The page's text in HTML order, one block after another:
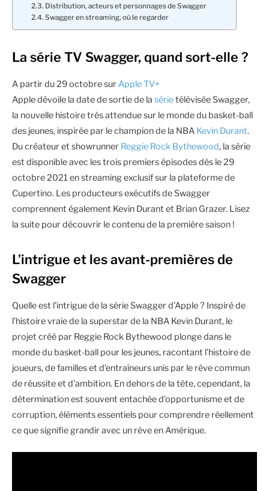
Distribution, acteurs et personnages de Swagger
Swagger en streaming, où le regarder
La série TV Swagger, quand sort-elle ?
A partir du 29 octobre sur Apple TV+
Apple dévoile la date de sortie de la sérietélévisée Swagger,
la nouvelle histoire très attendue sur le monde du basket-ball
des jeunes, inspirée par le champion de la NBA Kevin Durant.
Du créateur et showrunner Reggie Rock Bythewood, la série
est disponible avec les trois premiers épisodes dès le 29
octobre 2021 en streaming exclusif sur la plateforme de
Cupertino. Les producteurs exécutifs de Swagger
comprennent également Kevin Durant et Brian Grazer. Lisez
la suite pour découvrir le contenu de la première saison !
L’intrigue et les avant-premières de
Swagger
Quelle est l’intrigue de la série Swagger d’Apple ? Inspiré de
l’histoire vraie de la superstar de la NBA Kevin Durant, le
projet créé par Reggie Rock Bythewood plonge dans le
monde du basket-ball pour les jeunes, racontant l’histoire de
joueurs, de familles et d’entraîneurs unis par le rêve commun
de réussite et d’ambition. En dehors de la tête, cependant, la
détermination est souvent entachée d’opportunisme et de
corruption, éléments essentiels pour comprendre réellement
ce que signifie grandir avec un rêve en Amérique.